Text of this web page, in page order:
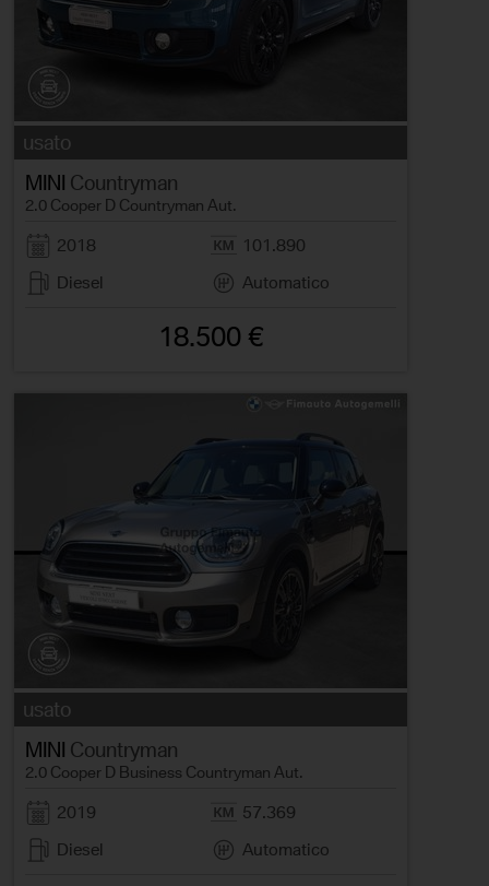
usato
MINI Countryman
2.0 Cooper D Countryman Aut.
2018
101.890
Diesel
Automatico
18.500 €
usato
MINI Countryman
2.0 Cooper D Business Countryman Aut.
2019
57.369
Diesel
Automatico